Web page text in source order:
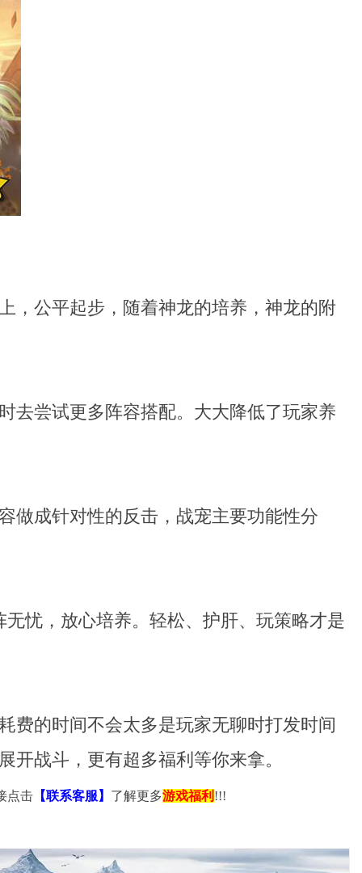
，公平起步，随着神龙的培养，神龙的附
去尝试更多阵容搭配。大大降低了玩家养
做成针对性的反击，战宠主要功能性分
忧，放心培养。轻松、护肝、玩策略才是
费的时间不会太多是玩家无聊时打发时间
战斗，更有超多福利等你来拿。
点击 【联系客服】 了解更多游戏福利 !!!